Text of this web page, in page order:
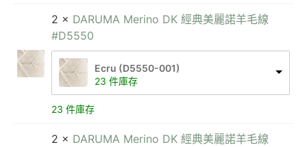
2 × DARUMA Merino DK 經典美麗諾羊毛線
#D5550
Ecru (D5550-001)
23 件庫存
23 件庫存
2 × DARUMA Merino DK 經典美麗諾羊毛線